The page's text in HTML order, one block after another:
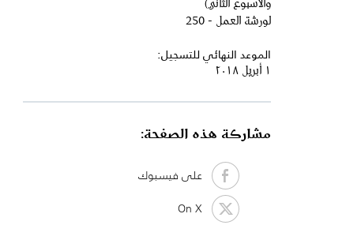
لورشة العمل - 250
الموعد النهائي للتسجيل:
١ أبريل ٢٠١٨
مشاركة هذه الصفحة:
على فيسبوك
On X